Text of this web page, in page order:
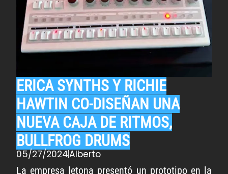
ERICA SYNTHS Y RICHIE
HAWTIN CO-DISEÑAN UNA
NUEVA CAJA DE RITMOS,
BULLFROG DRUMS
05/27/2024Alberto
La empresa letona presentó un prototipo en la